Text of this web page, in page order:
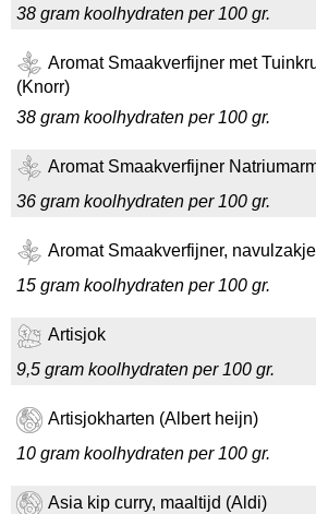
38 gram koolhydraten per 100 gr.
Aromat Smaakverfijner met
(Knorr)
38 gram koolhydraten per 100 gr.
Aromat Smaakverfijner
36 gram koolhydraten per 100 gr.
Aromat Smaakverfijner,
15 gram koolhydraten per 100 gr.
Artisjok
9,5 gram koolhydraten per 100 gr.
Artisjokharten (Albert heijn)
10 gram koolhydraten per 100 gr.
Asia kip curry, maaltijd (Aldi)